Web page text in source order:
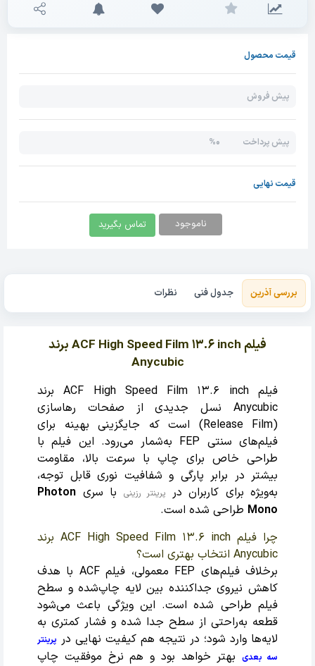
قیمت محصول
پیش فروش
پیش پرداخت 0%
قیمت نهایی
ناموجود تماس بگیرید
بررسی آذرین جدول فنی نظرات
فیلم ACF High Speed Film 13.6 inch برند
Anycubic
فیلم ACF High Speed Film 13.6 inch برند
Anycubic نسل جدیدی از صفحات رهاسازی
(Release Film) است که جایگزینی بهینه برای
فیلم‌های سنتی FEP به‌شمار می‌رود. این فیلم با
طراحی خاص برای چاپ با سرعت بالا، مقاومت
بیشتر در برابر پارگی و شفافیت نوری قابل توجه،
به‌ویژه برای کاربران در
پرینتر رزینی با سری Photon
Mono طراحی شده است.
چرا فیلم ACF High Speed Film 13.6 inch برند
Anycubic انتخاب بهتری است؟
برخلاف فیلم‌های FEP معمولی، فیلم ACF با هدف
کاهش نیروی جداکننده بین لایه چاپ‌شده و سطح
فیلم طراحی شده است. این ویژگی باعث می‌شود
قطعه به‌راحتی از سطح جدا شده و فشار کمتری به
لایه‌ها وارد شود؛ در نتیجه هم کیفیت نهایی در پرینتر
سه بعدیبهتر خواهد بود و هم نرخ موفقیت چاپ